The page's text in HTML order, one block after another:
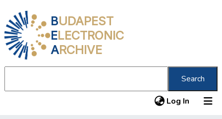
BUDAPEST
ELECTRONIC
ARCHIVE
Search
Log In (current)